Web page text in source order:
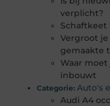
verplicht?
Schaftkeet
Vergroot
gemaakte
Waar
inbouwt
Categorie: Auto's
Audi A4